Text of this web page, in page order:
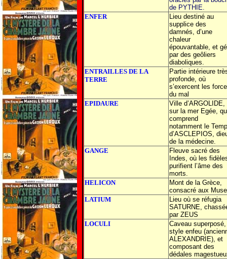
de PYTHIE.
ENFER
Lieu destiné au
supplice des
damnés, d’une
chaleur
épouvantable, et
par des geôliers
diaboliques.
ENTRAILLES DE LA
TERRE
Partie intérieure
profonde, où
s’exercent les
du mal
EPIDAURE
Ville d’ARGOLIDE,
sur la mer Egée,
comprend
notamment le
d’ASCLEPIOS,
de la médecine.
GANGE
Fleuve sacré des
Indes, où les
purifient l’âme des
morts.
HELICON
Mont de la Grèce,
consacré aux
LATIUM
Lieu où se réfugia
SATURNE,
par ZEUS
LOCULI
Caveau superposé,
style enfeu
ALEXANDRIE), et
composant des
dédales